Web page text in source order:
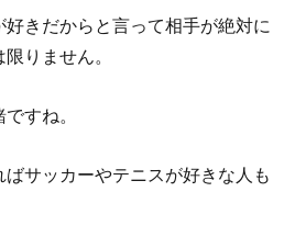
きだからと言って相手が絶対に
りません。
すね。
サッカーやテニスが好きな人も